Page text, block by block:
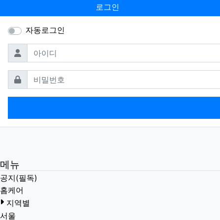
로그인
자동로그인
아이디
필수
비밀번호필수
메뉴
공지(필독)
홈케어
지역별
서울